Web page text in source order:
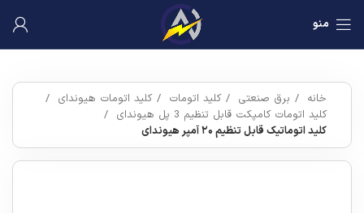
منو
خانه برق صنعتی کلید اتومات
کلید اتومات هیوندای
کلید اتومات کامپکت قابل تنظیم 3 پل هیوندای
کلید اتوماتیک قابل تنظیم ۲۰ آمپر هیوندای